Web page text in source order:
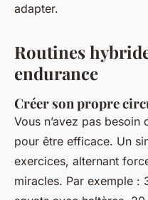
adapter.
Routines
endurance
Créer son propre
Vous n’avez pas besoin
pour être efficace. Un
exercices, alternant
miracles. Par exemple :